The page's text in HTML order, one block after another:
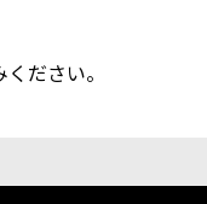
ださい。